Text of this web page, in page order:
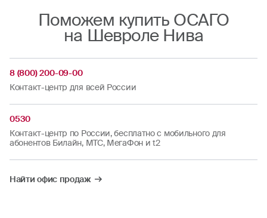
Поможем купить ОСАГО
на Шевроле Нива
8 (800) 200-09-00
Контакт-центр для всей России
0530
Контакт-центр по России, бесплатно с мобильного для
абонентов Билайн, МТС, МегаФон и t2
Найти офис продаж